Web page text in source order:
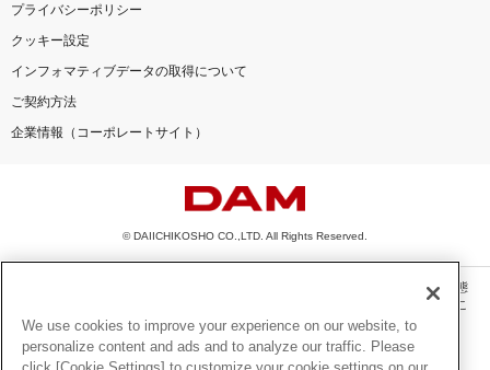
プライバシーポリシー
クッキー設定
インフォマティブデータの取得について
ご契約方法
企業情報（コーポレートサイト）
© DAIICHIKOSHO CO.,LTD. All Rights Reserved.
このサイトに掲載されている一切の文章・画像・写真・動画・音声等を、手段や形態
を問わず、著作権法の定める範囲を超えて無断で複製、転載、ファイル化などするこ
とを禁じます。
楽曲及びコンテンツは、機種によりご利用いただけない場合があります。
We use cookies to improve your experience on our website, to
personalize content and ads and to analyze our traffic. Please